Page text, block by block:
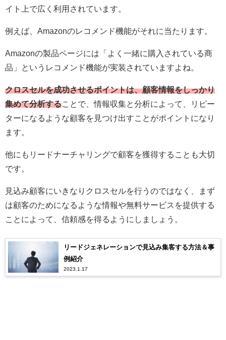
イト上で広く利用されています。
例えば、Amazonのレコメンド機能がそれに当たります。
Amazonの製品ページには「よく一緒に購入されている商
品」というレコメンド機能が実装されていますよね。
クロスセルを成功させるポイントは、顧客情報をしっかり
集めて分析することで、情報収集と分析によって、リピー
ターになるような顧客を見つけ出すことがポイントになり
ます。
他にもリードナーチャリングで顧客を獲得することも大切
です。
見込み顧客にいきなりクロスセルを行うのではなく、まず
は顧客のためになるような情報や無料サービスを提供する
ことによって、信頼感を得るようにしましょう。
リードジェネレーションで見込み集客する方法＆事
例紹介
2023.1.17